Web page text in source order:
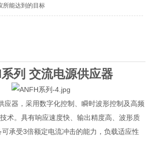
所能达到的目标
列 交流电源供应器
应器，采用数字化控制、瞬时波形控制及高频
术。具有响应速度快、输出精度高、波形质
承受3倍额定电流冲击的能力，负载适应性